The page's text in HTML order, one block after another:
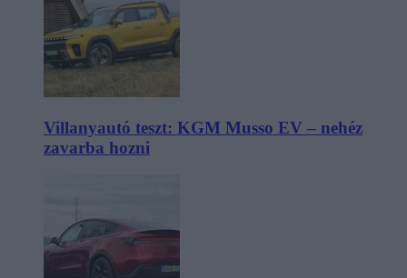
Villanyautó teszt: KGM Musso EV – nehéz
zavarba hozni